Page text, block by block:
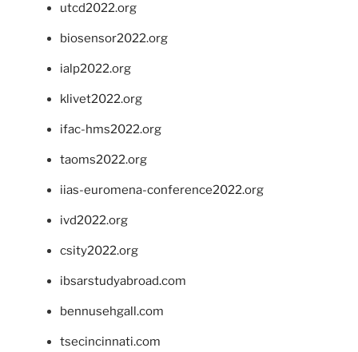
utcd2022.org
biosensor2022.org
ialp2022.org
klivet2022.org
ifac-hms2022.org
taoms2022.org
iias-euromena-conference2022.org
ivd2022.org
csity2022.org
ibsarstudyabroad.com
bennusehgall.com
tsecincinnati.com